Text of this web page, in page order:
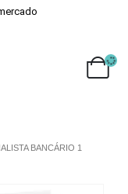
BANCÁRIO 1